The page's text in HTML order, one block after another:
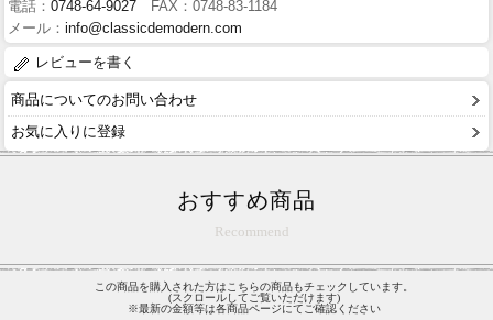
電話： 0748-64-9027 FAX：0748-83-1184
メール： info@classicdemodern.com
レビューを書く
商品についてのお問い合わせ
お気に入りに登録
おすすめ商品
Recommend
この商品を購入された方はこちらの商品もチェックしています。
(スクロールしてご覧いただけます)
※最新の金額等は各商品ページにてご確認ください